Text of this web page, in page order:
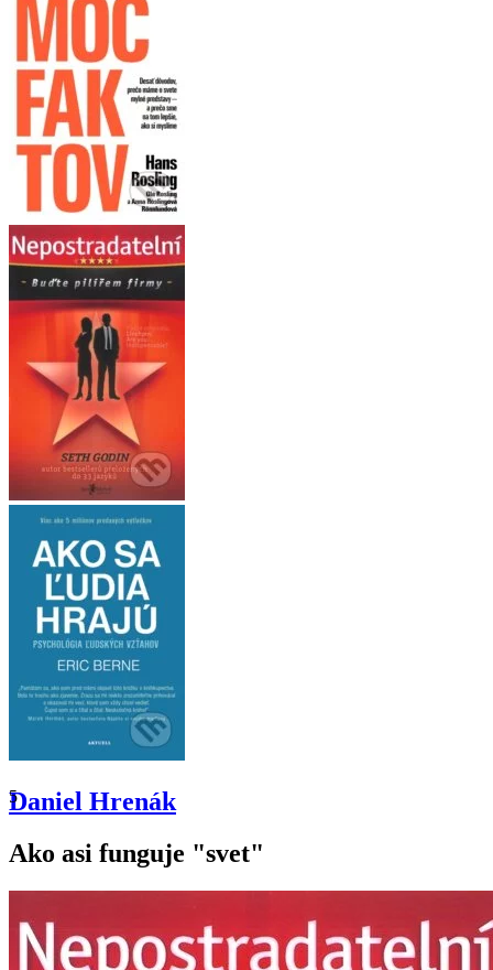
5
Daniel Hrenák
Ako asi funguje "svet"